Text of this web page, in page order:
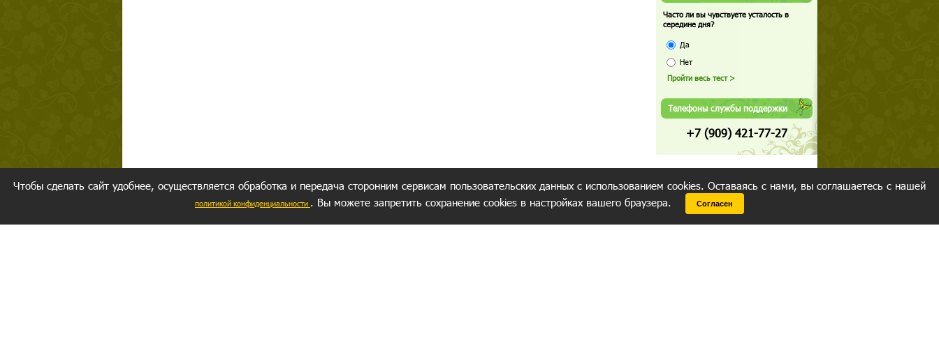
Часто ли вы чувствуете усталость в
середине дня?
Да
Нет
Телефоны службы поддержки
+7 (909) 421-77-27
Чтобы сделать сайт удобнее, осуществляется обработка и передача сторонним сервисам пользовательских данных с использованием cookies. Оставаясь с нами, вы соглашаетесь с нашей
политикой конфиденциальности . Вы можете запретить сохранение cookies в настройках вашего браузера. Согласен